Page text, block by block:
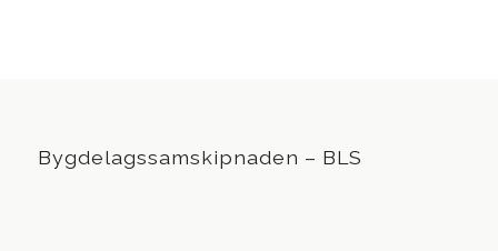
Bygdelagssamskipnaden – BLS